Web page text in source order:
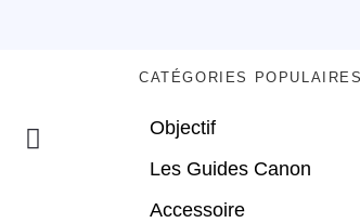
CATÉGORIES
Objectif
Les Guides Canon
Accessoire